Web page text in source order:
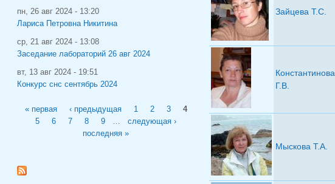
Зайцева Т.С.
Константинова
Г.В.
Мыскова Т.А.
пн, 26 авг 2024 - 13:20
Лариса Петровна Никитина
ср, 21 авг 2024 - 13:08
Заседание лабораторий 26 авг 2024
вт, 13 авг 2024 - 19:51
Конкурс снс сентябрь 2024
« первая ‹ предыдущая 1 2 3
4
5
6 7 8 9
следующая ›
последняя »